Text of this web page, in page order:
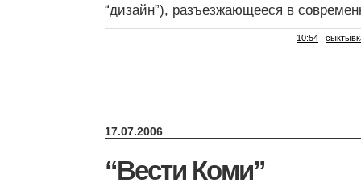
“дизайн”), разъезжающееся в
10:54 |
17.07.2006
“Вести Коми”